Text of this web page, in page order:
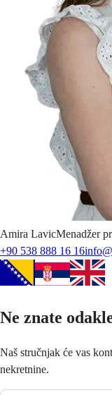
Amira LavicMenadžer
+90 538 888 16 16
Ne znate
Naš stručnjak će vas
nekretnine.